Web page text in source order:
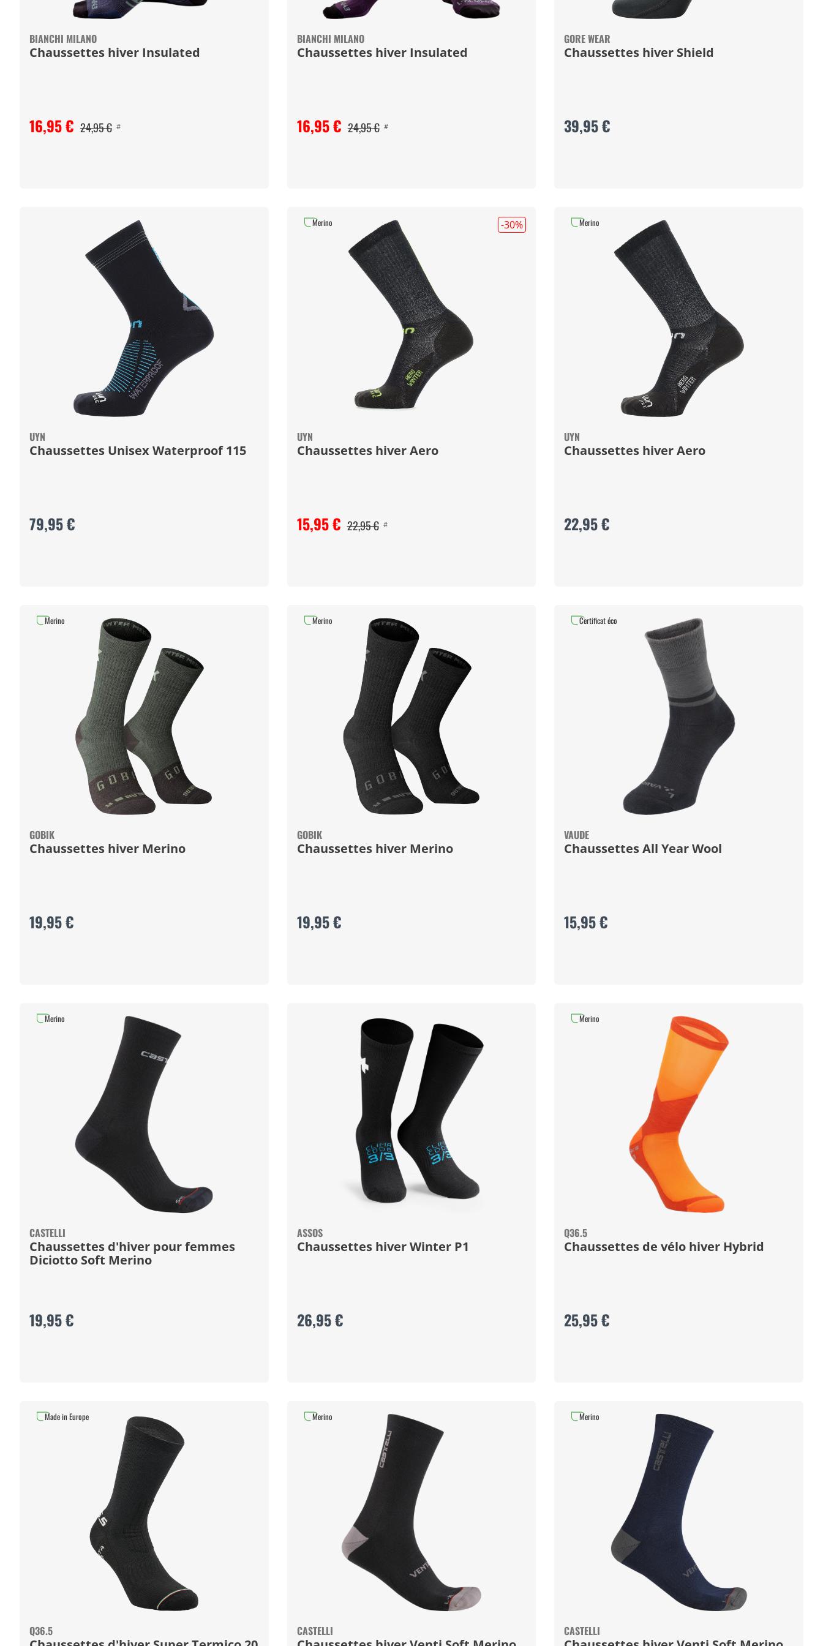
BIANCHI MILANO
Chaussettes hiver Insulated
16,95 € 24,95 € #
BIANCHI MILANO
Chaussettes hiver Insulated
16,95 € 24,95 € #
GORE WEAR
Chaussettes hiver Shield
39,95 €
UYN
Chaussettes Unisex Waterproof 115
79,95 €
-30%
UYN
Chaussettes hiver Aero
15,95 € 22,95 € #
Merino
UYN
Chaussettes hiver Aero
22,95 €
Merino
GOBIK
Chaussettes hiver Merino
19,95 €
Merino
GOBIK
Chaussettes hiver Merino
19,95 €
Merino
VAUDE
Chaussettes All Year Wool
15,95 €
Certificat éco
CASTELLI
Chaussettes d'hiver pour femmes
Diciotto Soft Merino
19,95 €
Merino
ASSOS
Chaussettes hiver Winter P1
26,95 €
Q36.5
Chaussettes de vélo hiver Hybrid
25,95 €
Merino
Q36.5
Made in Europe
CASTELLI
Merino
CASTELLI
Merino